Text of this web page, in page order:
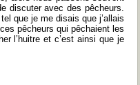
discuter avec des pêcheurs.
que je me disais que j’allais
pêcheurs qui pêchaient les
l’huitre et c’est ainsi que je